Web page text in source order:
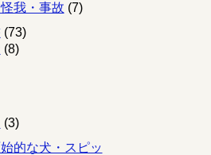
我・事故 (7)
(73)
(8)
(3)
的な犬・スピッ